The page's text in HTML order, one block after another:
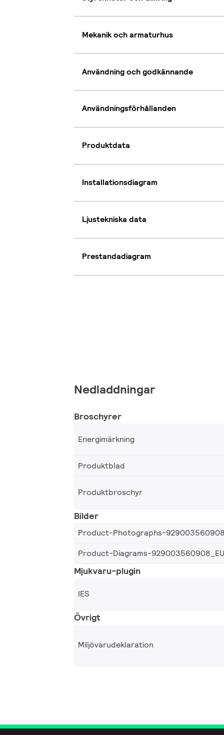
Mekanik och armaturhus
Användning och godkännande
Användningsförhållanden
Produktdata
Installationsdiagram
Ljustekniska data
Prestandadiagram
Nedladdningar
Broschyrer
Energimärkning
Produktblad
Produktbroschyr
Bilder
Product-Photographs-
Product-Diagrams-929003560908_EU
Mjukvaru-plugin
IES
Övrigt
Miljövarudeklaration